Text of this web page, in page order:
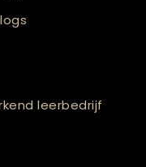
leerbedrijf